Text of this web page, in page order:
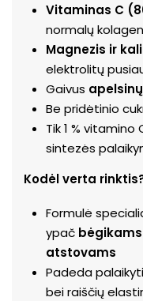
Vitaminas C
normalų
Magnezis ir
elektrolitų
Gaivus
Be pridėtinio
Tik 1 %
sintezės
Kodėl verta
Formulė
ypač bėgikams
atstovams
Padeda
bei raiščių